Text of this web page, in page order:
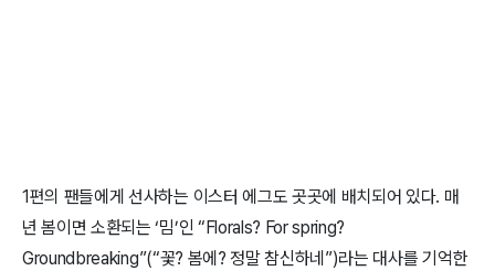
1편의 팬들에게 선사하는 이스터 에그도 곳곳에 배치되어 있다. 매
년 봄이면 소환되는 ‘밈’인 “Florals? For spring?
Groundbreaking”(“꽃? 봄에? 정말 참신하네”)라는 대사를 기억한